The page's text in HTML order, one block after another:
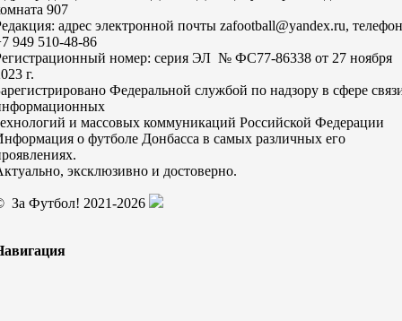
907
адрес электронной почты zafootball@yandex.ru, телефон
949 510-48-86
номер: серия ЭЛ № ФС77-86338 от 27 ноября
г.
Федеральной службой по надзору в сфере
и массовых коммуникаций Российской Федерации
о футболе Донбасса в самых различных его
эксклюзивно и достоверно.
За Футбол! 2021-2026